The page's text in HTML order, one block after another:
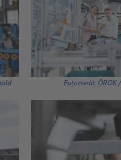
Fotocredit: ÖROK